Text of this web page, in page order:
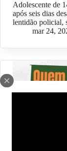
Adolescente de
após seis dias
lentidão policial,
mar 24,